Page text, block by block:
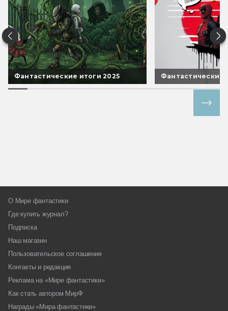
Фантастические итоги 2025 Фантастические
О Мире фантастики
Где купить журнал?
Подписка
Наш магазин
Пользовательское соглашение
Контакты и редакция
Реклама на «Мире фантастики»
Как стать автором МирФ
Награды «Мира фантастики»